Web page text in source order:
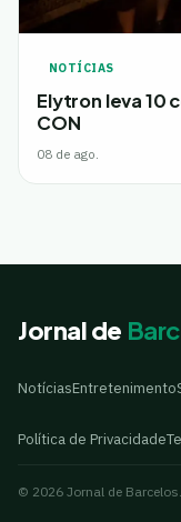
NOTÍCIAS
Elytron leva 10
CON
08 de ago.
Jornal de
NotíciasEntretenimento
Política de Privacidade
© 2026 Jornal de